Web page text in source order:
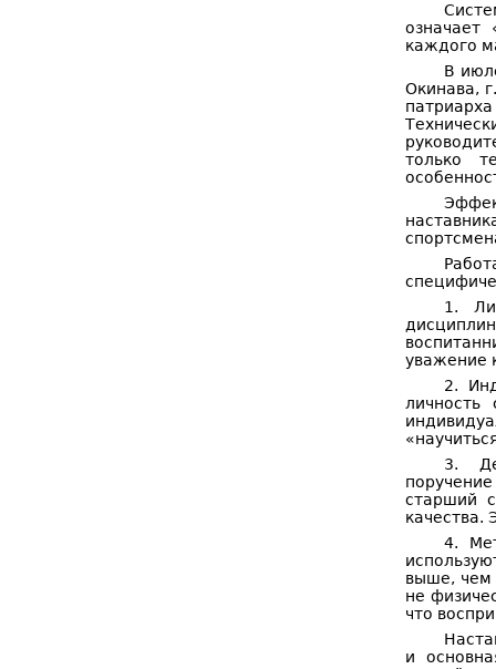
означает
каждого
В
Окинава,
только
1.
уважение
2.
3.
старший
качества.
4.
выше, чем
не
что
и